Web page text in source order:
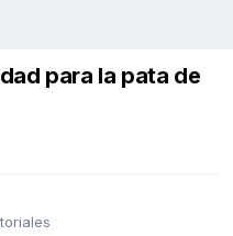
para la pata de